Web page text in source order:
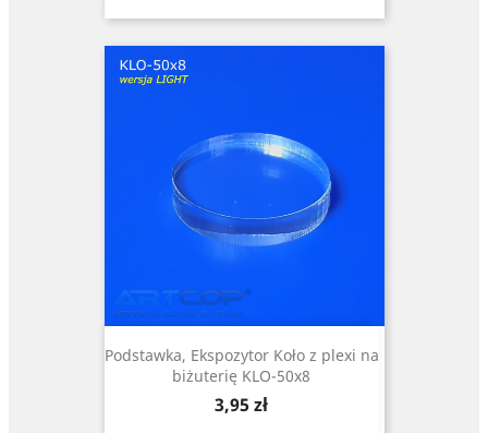
Podstawka, Ekspozytor Koło z plexi na
biżuterię KLO-50x8
Cena
3,95 zł